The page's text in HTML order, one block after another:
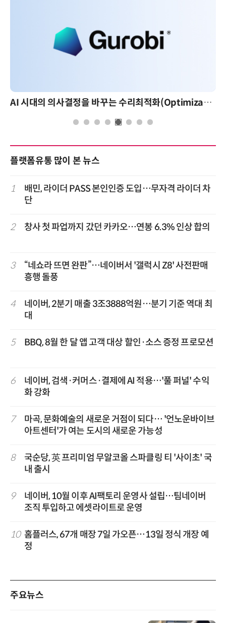
AI 시대의 의사결정을 바꾸는 수리최적화(Optimization): 실제 산업 적용 사례와 활용 전략
플랫폼유통 많이 본 뉴스
1
배민, 라이더 PASS 본인인증 도입…무자격 라이더 차
단
2 창사 첫 파업까지 갔던 카카오…연봉 6.3% 인상 합의
3
“네쇼라 뜨면 완판”…네이버서 '갤럭시 Z8' 사전판매
흥행 돌풍
4
네이버, 2분기 매출 3조3888억원…분기 기준 역대 최
대
5 BBQ, 8월 한 달 앱 고객 대상 할인·소스 증정 프로모션
6
네이버, 검색·커머스·결제에 AI 적용…'풀 퍼널' 수익
화 강화
7
마곡, 문화예술의 새로운 거점이 되다… '언노운바이브
아트센터'가 여는 도시의 새로운 가능성
8
국순당, 英 프리미엄 무알코올 스파클링 티 '사이초' 국
내 출시
9
네이버, 10월 이후 AI팩토리 운영사 설립…팀네이버
조직 투입하고 에셋라이트로 운영
10 홈플러스, 67개 매장 7일 가오픈…13일 정식 개장 예
정
주요뉴스